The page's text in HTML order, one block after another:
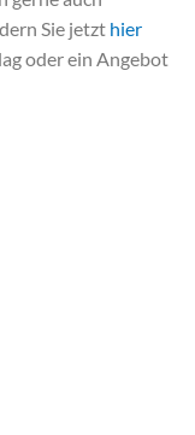
Sie jetzt hier
oder ein Angebot